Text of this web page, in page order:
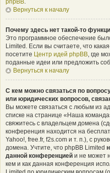
phpBB.
Вернуться к началу
Почему здесь нет такой-то
Это программное обеспечение
Limited. Если вы считаете, что
посетите Центр идей phpBB, где
поданные идеи или предложить
Вернуться к началу
С кем можно связаться по
или юридических вопросов,
Вы можете связаться с любым из
списке на странице «Наша
свяжитесь с владельцем домена
конференция находится на
Yahoo!, free.fr, f2s.com и т. п.), с
домена. Учтите, что phpBB Limited
данной конференцией и не может
кем и как данная конференция